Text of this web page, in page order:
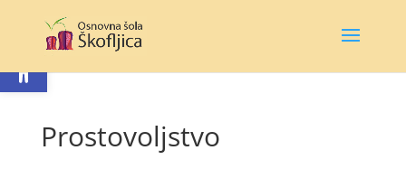
Open toolbar
Prostovoljstvo